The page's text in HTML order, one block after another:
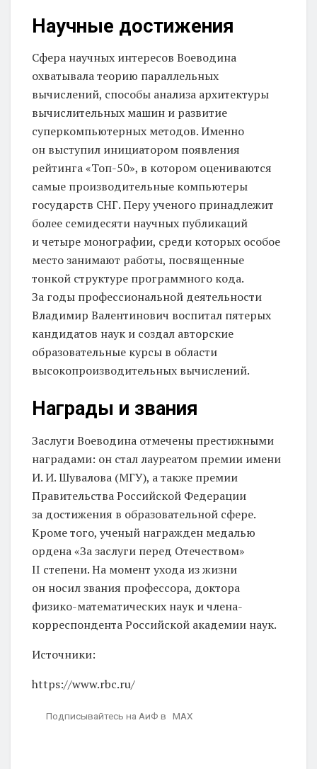
Научные достижения
Сфера научных интересов Воеводина
охватывала теорию параллельных
вычислений, способы анализа архитектуры
вычислительных машин и развитие
суперкомпьютерных методов. Именно
он выступил инициатором появления
рейтинга «Топ-50», в котором оцениваются
самые производительные компьютеры
государств СНГ. Перу ученого принадлежит
более семидесяти научных публикаций
и четыре монографии, среди которых особое
место занимают работы, посвященные
тонкой структуре программного кода.
За годы профессиональной деятельности
Владимир Валентинович воспитал пятерых
кандидатов наук и создал авторские
образовательные курсы в области
высокопроизводительных вычислений.
Награды и звания
Заслуги Воеводина отмечены престижными
наградами: он стал лауреатом премии имени
И. И. Шувалова (МГУ), а также премии
Правительства Российской Федерации
за достижения в образовательной сфере.
Кроме того, ученый награжден медалью
ордена «За заслуги перед Отечеством»
II степени. На момент ухода из жизни
он носил звания профессора, доктора
физико-математических наук и члена-
корреспондента Российской академии наук.
Источники:
https://www.rbc.ru/
Подписывайтесь на АиФ в MAX